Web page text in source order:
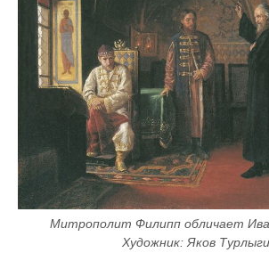
Митрополит Филипп обличает
Художник: Яков